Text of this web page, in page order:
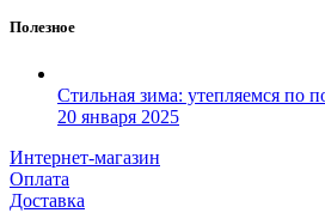
Полезное
Стильная зима: утепляемся по
20 января 2025
Интернет-магазин
Оплата
Доставка